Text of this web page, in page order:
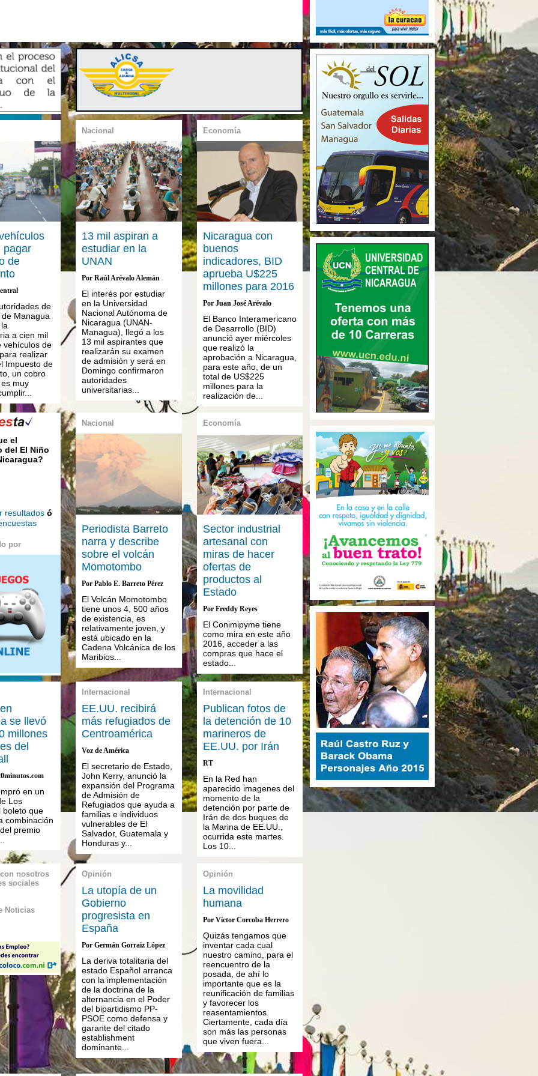
pagar
de
de
de Managua
a cien mil
vehículos de
realizar
Impuesto de
un cobro
muy
Nacional
13 mil aspiran a
estudiar en la
UNAN
Por Raúl Arévalo Alemán
El interés por estudiar
en la Universidad
Nacional Autónoma de
Nicaragua (UNAN-
Managua), llegó a los
13 mil aspirantes que
realizarán su examen
de admisión y será en
Domingo confirmaron
autoridades
universitarias...
Economía
Nicaragua con
buenos
indicadores, BID
aprueba U$225
millones para 2016
Por Juan José Arévalo
El Banco Interamericano
de Desarrollo (BID)
anunció ayer miércoles
que realizó la
aprobación a Nicaragua,
para este año, de un
total de US$225
millones para la
realización de...
el
del El Niño
resultados ó
por
Nacional
Periodista Barreto
narra y describe
sobre el volcán
Momotombo
Por Pablo E. Barreto Pérez
El Volcán Momotombo
tiene unos 4, 500 años
de existencia, es
relativamente joven, y
está ubicado en la
Cadena Volcánica de los
Maribios...
Economía
Sector industrial
artesanal con
miras de hacer
ofertas de
productos al
Estado
Por Freddy Reyes
El Conimipyme tiene
como mira en este año
2016, acceder a las
compras que hace el
estado...
se llevó
millones
del
en un
Los
boleto que
combinación
premio
Internacional
EE.UU. recibirá
más refugiados de
Centroamérica
Voz de América
El secretario de Estado,
John Kerry, anunció la
expansión del Programa
de Admisión de
Refugiados que ayuda a
familias e individuos
vulnerables de El
Salvador, Guatemala y
Honduras y...
Internacional
Publican fotos de
la detención de 10
marineros de
EE.UU. por Irán
RT
En la Red han
aparecido imagenes del
momento de la
detención por parte de
Irán de dos buques de
la Marina de EE.UU.,
ocurrida este martes.
Los 10...
nosotros
sociales
Noticias
Opinión
La utopía de un
Gobierno
progresista en
España
Por Germán Gorraiz López
La deriva totalitaria del
estado Español arranca
con la implementación
de la doctrina de la
alternancia en el Poder
del bipartidismo PP-
PSOE como defensa y
garante del citado
establishment
dominante...
Opinión
La movilidad
humana
Por Víctor Corcoba Herrero
Quizás tengamos que
inventar cada cual
nuestro camino, para el
reencuentro de la
posada, de ahí lo
importante que es la
reunificación de familias
y favorecer los
reasentamientos.
Ciertamente, cada día
son más las personas
que viven fuera...